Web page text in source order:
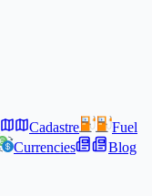
Cadastre
Fuel
Currencies
Blog